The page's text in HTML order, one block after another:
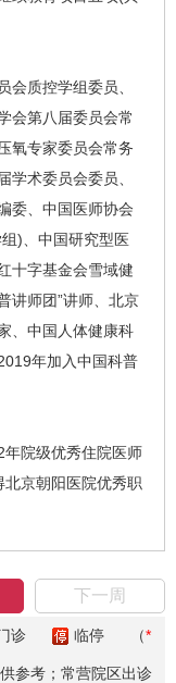
质控学组委员、
会第八届委员会常
氧专家委员会常务
学术委员会委员、
委、中国医师协会
)、中国研究型医
十字基金会雪域健
讲师团”讲师、北京
、中国人体健康科
年加入中国科普
院级优秀住院医师
京朝阳医院优秀职
下一周
诊 临停 （*
参考；常营院区出诊